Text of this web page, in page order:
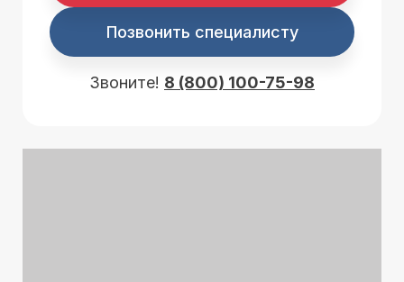
Позвонить специалисту
Звоните! 8 (800) 100-75-98